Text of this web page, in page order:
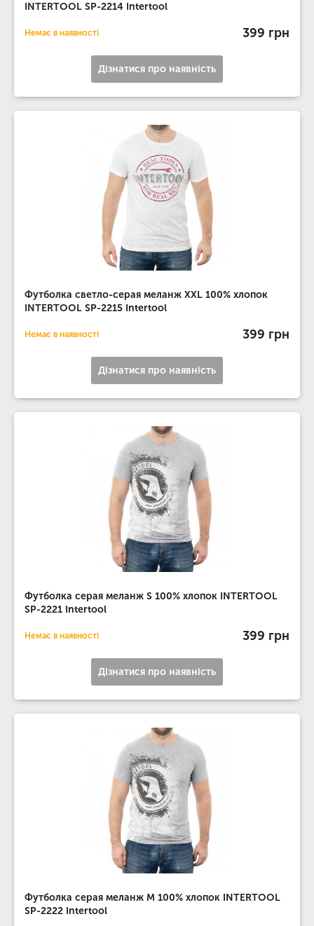
INTERTOOL SP-2214 Intertool
Немає в наявності 399 грн
Дізнатися про наявність
Футболка светло-серая меланж XXL 100% хлопок
INTERTOOL SP-2215 Intertool
Немає в наявності 399 грн
Дізнатися про наявність
Футболка серая меланж S 100% хлопок INTERTOOL
SP-2221 Intertool
Немає в наявності 399 грн
Дізнатися про наявність
Футболка серая меланж M 100% хлопок INTERTOOL
SP-2222 Intertool